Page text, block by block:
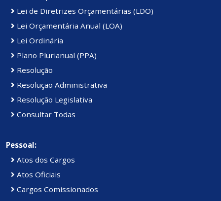
Lei de Diretrizes Orçamentárias (LDO)
Lei Orçamentária Anual (LOA)
Lei Ordinária
Plano Plurianual (PPA)
Resolução
Resolução Administrativa
Resolução Legislativa
Consultar Todas
Pessoal:
Atos dos Cargos
Atos Oficiais
Cargos Comissionados